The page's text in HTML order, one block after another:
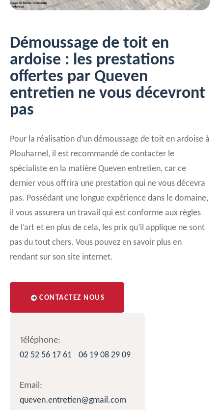
Démoussage de toit en
ardoise : les prestations
offertes par Queven
entretien ne vous décevront
pas
Pour la réalisation d’un démoussage de toit en ardoise à
Plouharnel, il est recommandé de contacter le
spécialiste en la matière Queven entretien, car ce
dernier vous offrira une prestation qui ne vous décevra
pas. Possédant une longue expérience dans le domaine,
il vous assurera un travail qui est conforme aux règles
de l’art et en plus de cela, les prix qu’il applique ne sont
pas du tout chers. Vous pouvez en savoir plus en
rendant sur son site internet.
CONTACTEZ NOUS
Téléphone:
02 52 56 17 61
06 19 08 29 09
Email:
queven.entretien@gmail.com